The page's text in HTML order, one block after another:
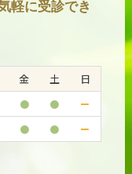
効果・作用・副作
効果・作用・副
軽に受診でき
金 土
日
● ● ー
● ● ー